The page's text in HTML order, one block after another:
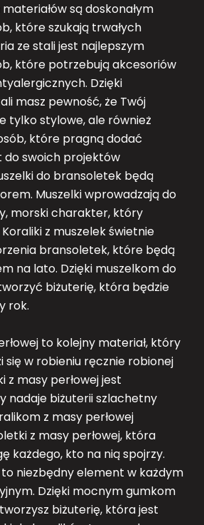
są doskonałym
które szukają trwałych
ze stali jest najlepszym
które potrzebują akcesoriów
Dzięki
masz pewność, że Twój
tylko stylowe, ale również
które pragną dodać
swoich projektów
do bransoletek będą
Muszelki wprowadzają do
morski charakter, który
z muszelek świetnie
bransoletek, które będą
na lato. Dzięki muszelkom do
biżuterię, która będzie
rok.
to kolejny materiał, który
się w robieniu ręcznie robionej
z masy perłowej jest
nadaje biżuterii szlachetny
z masy perłowej
z masy perłowej, która
każdego, kto na nią spojrzy.
niezbędny element w każdym
Dzięki mocnym gumkom
biżuterię, która jest